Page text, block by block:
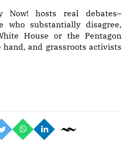
Now! hosts real debates–
who substantially disagree,
House or the Pentagon
hand, and grassroots activists